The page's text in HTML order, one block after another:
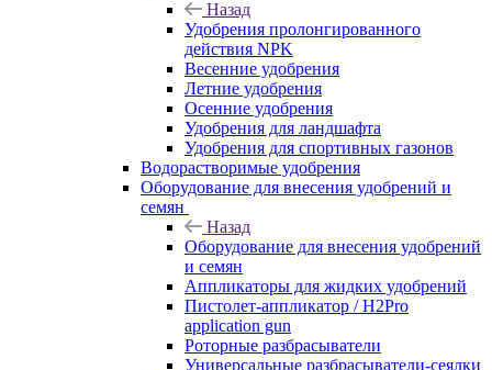
Назад
Удобрения пролонгированного
действия NPK
Весенние удобрения
Летние удобрения
Осенние удобрения
Удобрения для ландшафта
Удобрения для спортивных газонов
Водорастворимые удобрения
Оборудование для внесения удобрений и
семян
Назад
Оборудование для внесения удобрений
и семян
Аппликаторы для жидких удобрений
Пистолет-аппликатор / H2Pro
application gun
Роторные разбрасыватели
Универсальные разбрасыватели-сеялки